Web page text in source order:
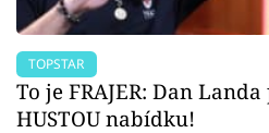
TOPSTAR
To je FRAJER: Dan
HUSTOU nabídku!